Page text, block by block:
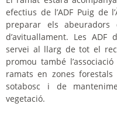
efectius de l’ADF Puig de
preparar els
d’avituallament. Les
servei al llarg de tot el
promou també
ramats en zones
sotabosc i de
vegetació.